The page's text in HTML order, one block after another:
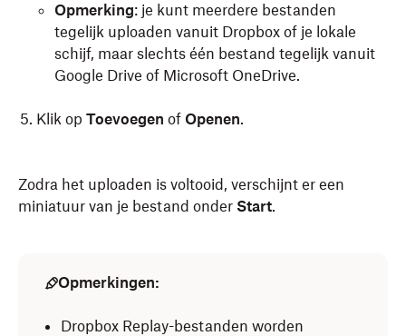
Opmerking: je kunt meerdere bestanden
tegelijk uploaden vanuit Dropbox of je lokale
schijf, maar slechts één bestand tegelijk vanuit
Google Drive of Microsoft OneDrive.
Klik op Toevoegen of Openen.
Zodra het uploaden is voltooid, verschijnt er een
miniatuur van je bestand onder Start.
Opmerkingen:
Dropbox Replay-bestanden worden